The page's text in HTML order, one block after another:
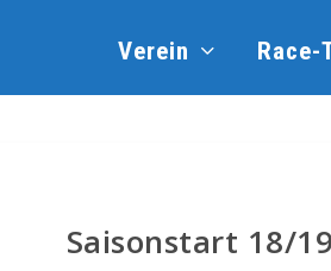
Verein Race-
Saisonstart 18/